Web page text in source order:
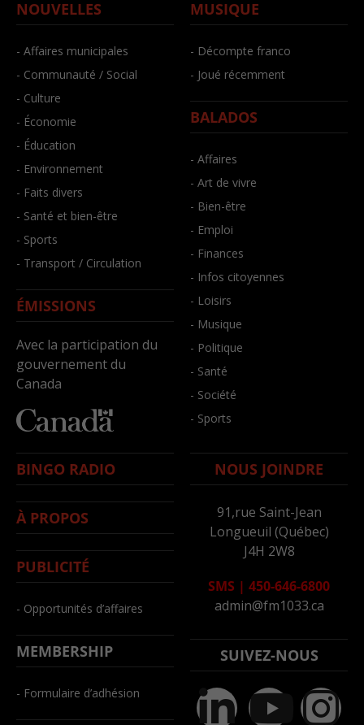
NOUVELLES
- Affaires municipales
- Communauté / Social
- Culture
- Économie
- Éducation
- Environnement
- Faits divers
- Santé et bien-être
- Sports
- Transport / Circulation
ÉMISSIONS
Avec la participation du
gouvernement du
Canada
MUSIQUE
- Décompte franco
- Joué récemment
BALADOS
- Affaires
- Art de vivre
- Bien-être
- Emploi
- Finances
- Infos citoyennes
- Loisirs
- Musique
- Politique
- Santé
- Société
- Sports
BINGO RADIO
À PROPOS
PUBLICITÉ
- Opportunités d’affaires
MEMBERSHIP
- Formulaire d’adhésion
NOUS JOINDRE
91,rue Saint-Jean
Longueuil (Québec)
J4H 2W8
SMS | 450-646-6800
admin@fm1033.ca
SUIVEZ-NOUS